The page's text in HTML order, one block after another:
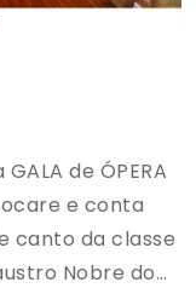
de ÓPERA
e conta
canto da classe
Nobre do